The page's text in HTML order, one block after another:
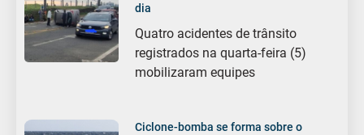
dia
Quatro acidentes de trânsito
registrados na quarta-feira (5)
mobilizaram equipes
Ciclone-bomba se forma sobre o